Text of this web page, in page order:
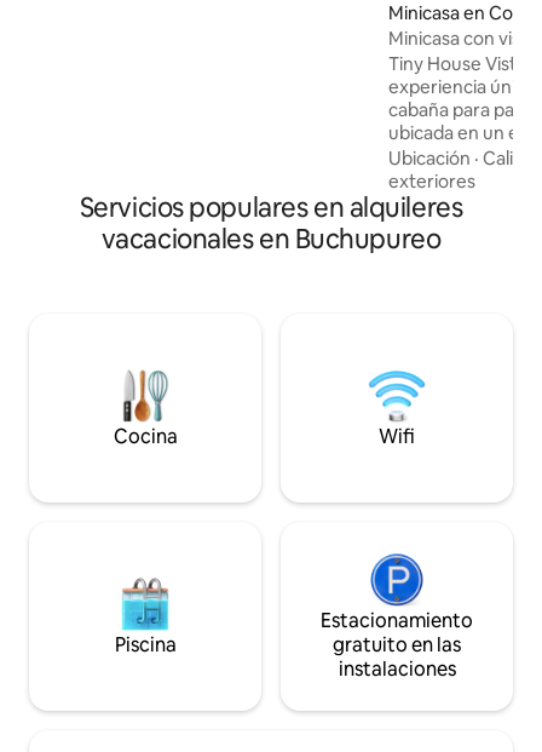
Minicasa en
Minicasa con
Tiny House Vista
experiencia única
cabaña para
ubicada en un
privilegiado en
kmts de
con vista
de Buchupureo.
centra en brindar
Ubicación ·
exteriores
Servicios populares en alquileres
vacacionales en Buchupureo
Cocina Wifi
Piscina
Estacionamiento
gratuito en las
instalaciones